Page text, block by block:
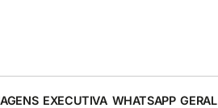
EXECUTIVA WHATSAPP GERAL